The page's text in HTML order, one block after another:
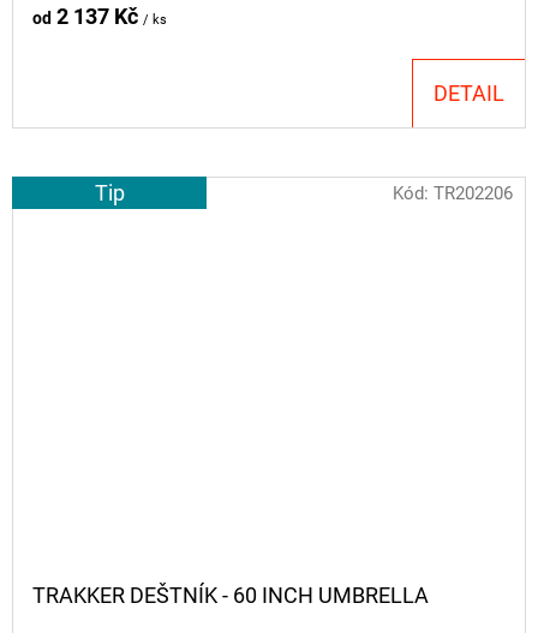
od 2 137 Kč / ks
DETAIL
Tip
TRAKKER DEŠTNÍK - 60 INCH UMBRELLA
Kód: TR202206